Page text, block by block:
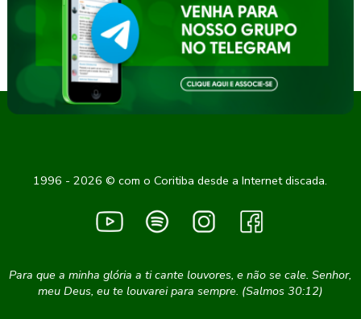
1996 - 2026 © com o Coritiba desde a Internet discada.
Para que a minha glória a ti cante louvores, e não se cale. Senhor,
meu Deus, eu te louvarei para sempre. (Salmos 30:12)